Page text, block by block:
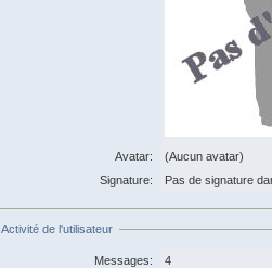
Avatar:
(Aucun avatar)
Signature:
Pas de signature
Activité de l'utilisateur
Messages:
4